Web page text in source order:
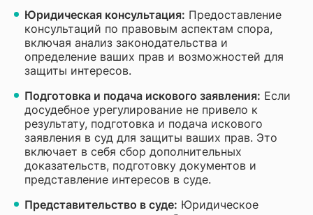
Юридическая консультация: Предоставление
консультаций по правовым аспектам спора,
включая анализ законодательства и
определение ваших прав и возможностей для
защиты интересов.
Подготовка и подача искового заявления: Если
досудебное урегулирование не привело к
результату, подготовка и подача искового
заявления в суд для защиты ваших прав. Это
включает в себя сбор дополнительных
доказательств, подготовку документов и
представление интересов в суде.
Представительство в суде: Юридическое